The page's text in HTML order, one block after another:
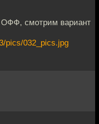
ОФФ, смотрим вариант
pics/032_pics.jpg